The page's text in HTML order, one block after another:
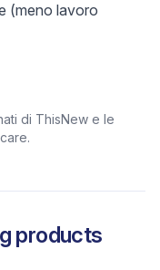
(meno lavoro
di ThisNew e le
products